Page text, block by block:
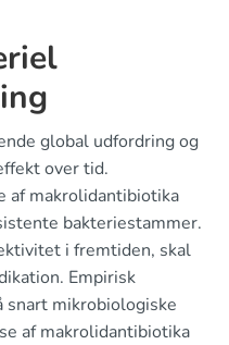
global udfordring og
over tid.
af makrolidantibiotika
bakteriestammer.
i fremtiden, skal
Empirisk
snart mikrobiologiske
af makrolidantibiotika